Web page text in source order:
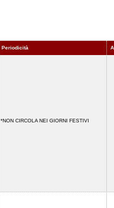
Periodicità
*NON CIRCOLA NEI GIORNI FESTIVI